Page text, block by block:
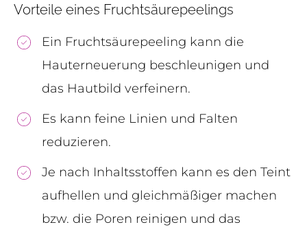
Vorteile eines Fruchtsäurepeelings
Ein Fruchtsäurepeeling kann die
Hauterneuerung beschleunigen und
das Hautbild verfeinern.
Es kann feine Linien und Falten
reduzieren.
Je nach Inhaltsstoffen kann es den Teint
aufhellen und gleichmäßiger machen
bzw. die Poren reinigen und das